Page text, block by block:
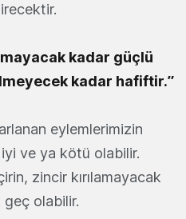
kadar güçlü
kadar hafiftir.”
eylemlerimizin
iyi ve ya kötü olabilir.
zincir kırılamayacak
geç olabilir.